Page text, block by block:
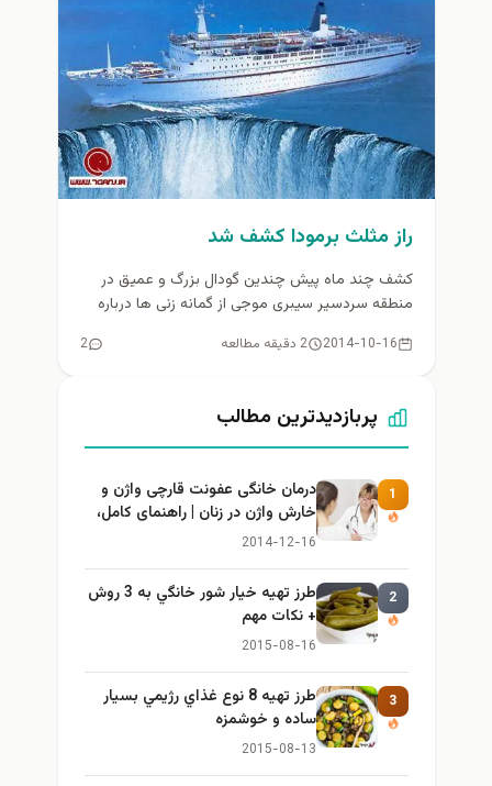
راز مثلث برمودا كشف شد
کشف چند ماه پیش چندین گودال بزرگ و عمیق در
منطقه سردسیر سیبری موجی از گمانه زنی ها درباره
2014-10-16 2 دقیقه مطالعه 2
پربازدیدترین مطالب
1
درمان خانگی عفونت قارچی واژن و
خارش واژن در زنان | راهنمای کامل،
ایمن و کاربردی
2014-12-16
2
طرز تهيه خیار شور خانگي به 3 روش
+ نكات مهم
2015-08-16
3
طرز تهيه 8 نوع غذاي رژيمي بسيار
ساده و خوشمزه
2015-08-13